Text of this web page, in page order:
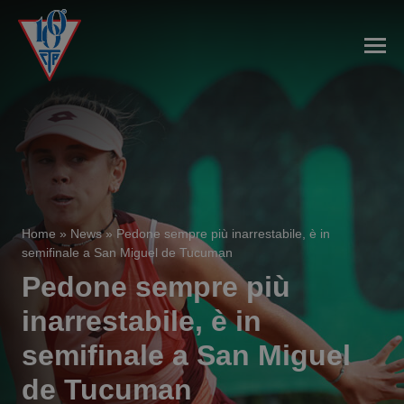
Home » News» Pedone sempre più inarrestabile, è in
semifinale a San Miguel de Tucuman
Pedone sempre più
inarrestabile, è in
semifinale a San Miguel
de Tucuman